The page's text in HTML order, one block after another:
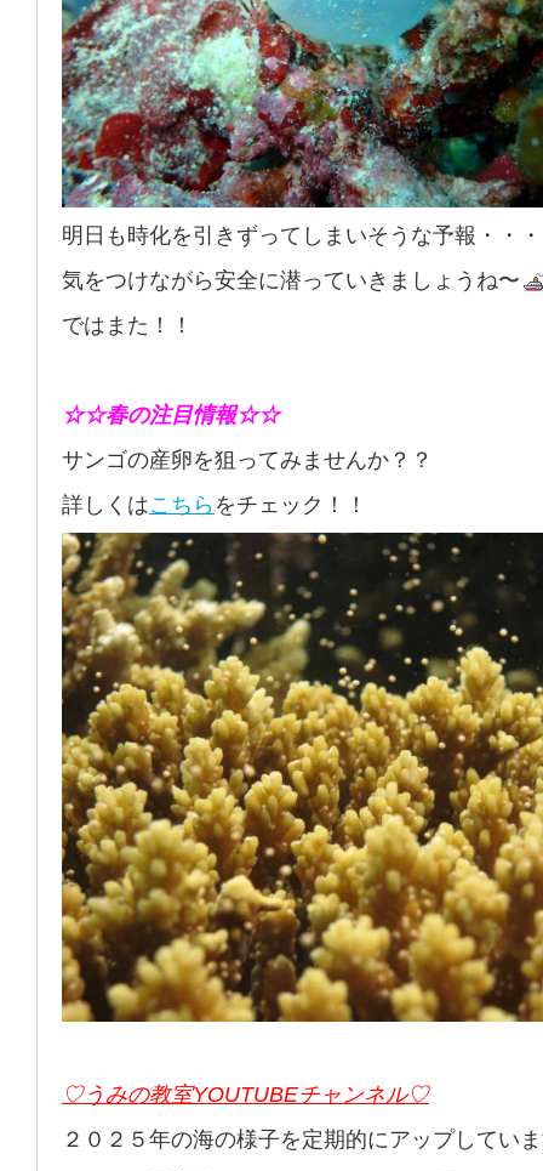
明日も時化を引きずってしまいそうな予報・・・
気をつけながら安全に潜っていきましょうね〜
ではまた！！
☆☆春の注目情報☆☆
サンゴの産卵を狙ってみませんか？？
詳しくはこちら をチェック！！
♡うみの教室YOUTUBEチャンネル♡
２０２５年の海の様子を定期的にアップしてい